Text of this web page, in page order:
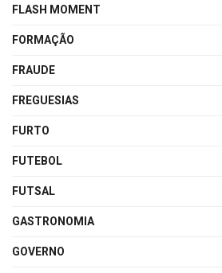
FLASH MOMENT
FORMAÇÃO
FRAUDE
FREGUESIAS
FURTO
FUTEBOL
FUTSAL
GASTRONOMIA
GOVERNO